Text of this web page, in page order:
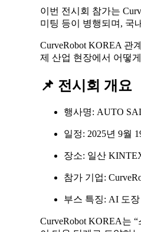
이번 전시회 참가는
미팅 등이 병행되며, 국
CurveRobot KOREA 관
제 산업 현장에서 어떻
📌 전시회 개요
행사명: AUTO
일정: 2025년 9월
장소: 일산
참가 기업:
부스 특징: AI 도
CurveRobot KOREA는